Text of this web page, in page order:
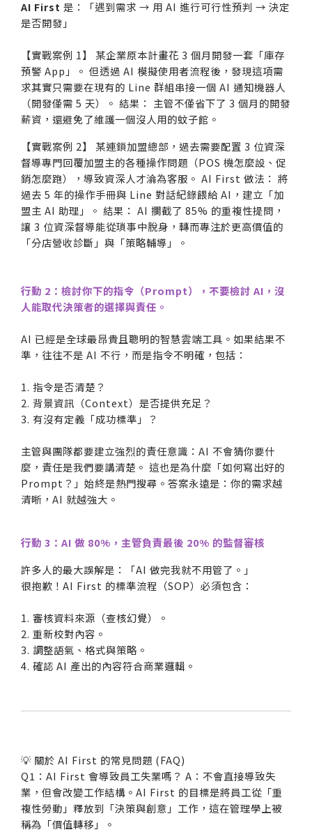
AI First 是：「遇到需求 → 用 AI 進行可行性預判 → 決定
是否開發」
【實戰案例 1】 某企業原本計畫花 3 個月開發一套「庫存
預警 App」。 但透過 AI 模擬使用者流程後，發現這項需
求其實只需要在現有的 Line 群組串接一個 AI 通知機器人
（開發僅需 5 天）。 結果： 主管不僅省下了 3 個月的開發
薪資，還避免了維護一個沒人用的蚊子館。
【實戰案例 2】 某連鎖加盟總部，過去需要配置 3 位資深
督導專門回覆加盟主的各種操作問題（POS 機怎麼設、促
銷怎麼跑），導致資深人才淪為客服。 AI First 做法： 將
過去 5 年的操作手冊與 Line 對話紀錄餵給 AI，建立「加
盟主 AI 助理」。 結果： AI 攔截了 85% 的重複性提問，
讓 3 位資深督導能從瑣事中脫身，轉而專注於更高價值的
「分店營收診斷」與「策略輔導」。
行動 2：檢討你下的指令（Prompt），不要檢討 AI，沒
人能取代決策者的選擇與責任。
AI 已經是全球最昂貴且聰明的智慧雲端工具。如果結果不
準，往往不是 AI 不行，而是指令不明確，包括：
1. 指令是否清楚？
2. 背景資訊（Context）是否提供充足？
3. 有沒有定義「成功標準」？
主管與團隊都要建立強烈的責任意識：AI 不會猜你要什
麼，責任是我們要講清楚。 這也是為什麼「如何寫出好的
Prompt？」始終是熱門搜尋。答案永遠是：你的需求越
清晰，AI 就越強大。
行動 3：AI 做 80%，主管負責最後 20% 的監督審核
許多人的最大誤解是：「AI 做完我就不用管了。」
很抱歉！AI First 的標準流程（SOP）必須包含：
1. 審核資料來源（查核幻覺）。
2. 重新校對內容。
3. 調整語氣、格式與策略。
4. 確認 AI 產出的內容符合商業邏輯。
💡 關於 AI First 的常見問題 (FAQ)
Q1：AI First 會導致員工失業嗎？ A：不會直接導致失
業，但會改變工作結構。AI First 的目標是將員工從「重
複性勞動」釋放到「決策與創意」工作，這在管理學上被
稱為「價值轉移」。